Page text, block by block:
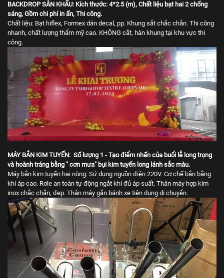
BACKDROP SÂN KHẤU: Kích thước: 4*2.5 (m), Chất liệu bạt hai 2 chống
sáng, Gồm chi phí in ấn, Thi công.
Chất liệu: Bạt hiflex, Formex dán decal, pp. Khung sắt chắc chắn. Thi công
nhanh, chất lượng thẩm mỹ cao. KHÔNG cắt, hàn khung tại khu vực thi
công.
MÁY BẮN KIM TUYẾN: Số lượng 1 - Tạo điểm nhấn của buổi lễ long trọng
và hoành tráng bằng " cơn mưa" bụi kim tuyến long lánh sắc màu.
Máy bắn kim tuyến hai nòng: Sử dụng nguồn điện 220V. Cơ chế bắn bằng
khí áp cao. Rơle an toàn tự động ngắt khi đủ áp suất. Thân máy hợp kim
inox chắc chắn, đẹp. Thân máy gắn bánh xe tiện dụng di chuyển.